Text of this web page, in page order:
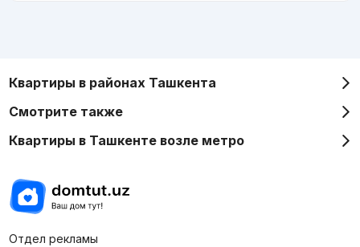
Квартиры в районах Ташкента
Смотрите также
Квартиры в Ташкенте возле метро
Отдел рекламы